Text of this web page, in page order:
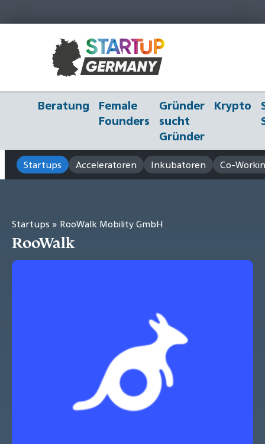
Beratung
Female
Founders
Gründer
sucht
Gründer
Krypto
Startups Acceleratoren Inkubatoren Co-
Startups » RooWalk Mobility GmbH
RooWalk